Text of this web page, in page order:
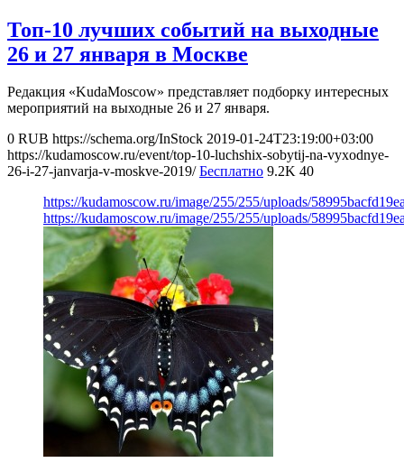
Топ-10 лучших событий на выходные
26 и 27 января в Москве
Редакция «KudaMoscow» представляет подборку интересных
мероприятий на выходные 26 и 27 января.
0 RUB https://schema.org/InStock 2019-01-24T23:19:00+03:00
https://kudamoscow.ru/event/top-10-luchshix-sobytij-na-vyxodnye-
26-i-27-janvarja-v-moskve-2019/ Бесплатно 9.2K 40
https://kudamoscow.ru/image/255/255/uploads/
https://kudamoscow.ru/image/255/255/uploads/